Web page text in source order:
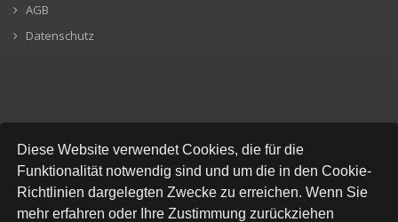
Diese Website verwendet Cookies, die für die
Funktionalität notwendig sind und um die in den Cookie-
Richtlinien dargelegten Zwecke zu erreichen. Wenn Sie
mehr erfahren oder Ihre Zustimmung zurückziehen
AGB
Datenschutz
SICHERE BEZAHLUNG